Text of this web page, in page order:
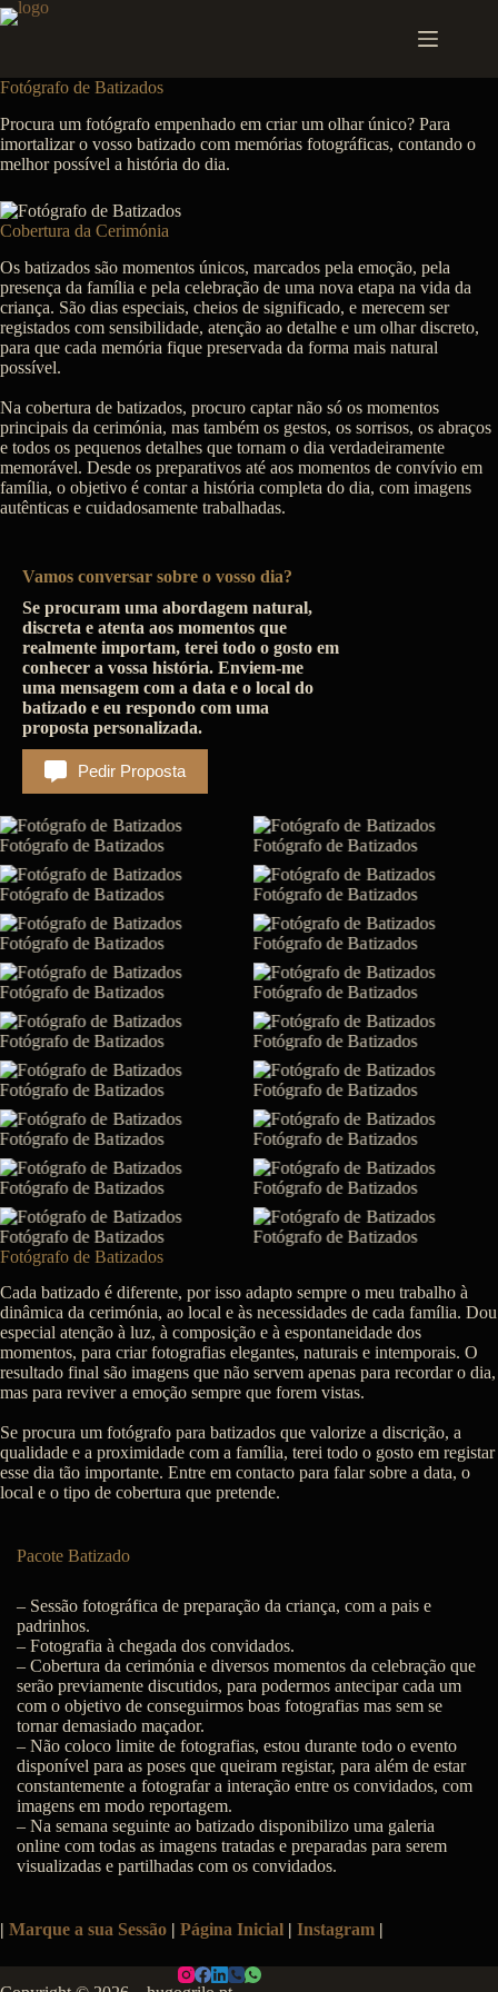
Pular
para
Fotógrafo de Batizados
Procura um fotógrafo empenhado em criar um olhar único? Para
imortalizar o vosso batizado com memórias fotográficas, contando o
melhor possível a história do dia.
Cobertura da Cerimónia
Os batizados são momentos únicos, marcados pela emoção, pela
presença da família e pela celebração de uma nova etapa na vida da
criança. São dias especiais, cheios de significado, e merecem ser
registados com sensibilidade, atenção ao detalhe e um olhar discreto,
para que cada memória fique preservada da forma mais natural
possível.
Na cobertura de batizados, procuro captar não só os momentos
principais da cerimónia, mas também os gestos, os sorrisos, os abraços
e todos os pequenos detalhes que tornam o dia verdadeiramente
memorável. Desde os preparativos até aos momentos de convívio em
família, o objetivo é contar a história completa do dia, com imagens
autênticas e cuidadosamente trabalhadas.
Vamos conversar sobre o vosso dia?
Se procuram uma abordagem natural,
discreta e atenta aos momentos que
realmente importam, terei todo o gosto em
conhecer a vossa história. Enviem-me
uma mensagem com a data e o local do
batizado e eu respondo com uma
proposta personalizada.
Pedir Proposta
Fotógrafo de Batizados
Cada batizado é diferente, por isso adapto sempre o meu trabalho à
dinâmica da cerimónia, ao local e às necessidades de cada família. Dou
especial atenção à luz, à composição e à espontaneidade dos
momentos, para criar fotografias elegantes, naturais e intemporais. O
resultado final são imagens que não servem apenas para recordar o dia,
mas para reviver a emoção sempre que forem vistas.
Se procura um fotógrafo para batizados que valorize a discrição, a
qualidade e a proximidade com a família, terei todo o gosto em registar
esse dia tão importante. Entre em contacto para falar sobre a data, o
local e o tipo de cobertura que pretende.
Pacote Batizado
– Sessão fotográfica de preparação da criança, com a pais e
padrinhos.
– Fotografia à chegada dos convidados.
– Cobertura da cerimónia e diversos momentos da celebração que
serão previamente discutidos, para podermos antecipar cada um
com o objetivo de conseguirmos boas fotografias mas sem se
tornar demasiado maçador.
– Não coloco limite de fotografias, estou durante todo o evento
disponível para as poses que queiram registar, para além de estar
constantemente a fotografar a interação entre os convidados, com
imagens em modo reportagem.
– Na semana seguinte ao batizado disponibilizo uma galeria
online com todas as imagens tratadas e preparadas para serem
visualizadas e partilhadas com os convidados.
| Marque a sua Sessão | Página Inicial | Instagram |